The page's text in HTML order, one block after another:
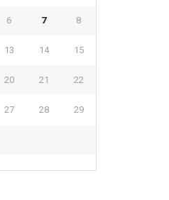
6 7 8
13 14 15
20 21 22
27 28 29